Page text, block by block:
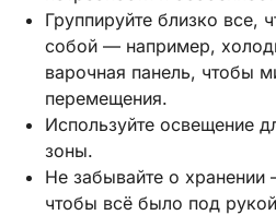
Группируйте близко все,
собой — например,
варочная панель, чтобы
перемещения.
Используйте освещение
зоны.
Не забывайте о хранении
чтобы всё было под